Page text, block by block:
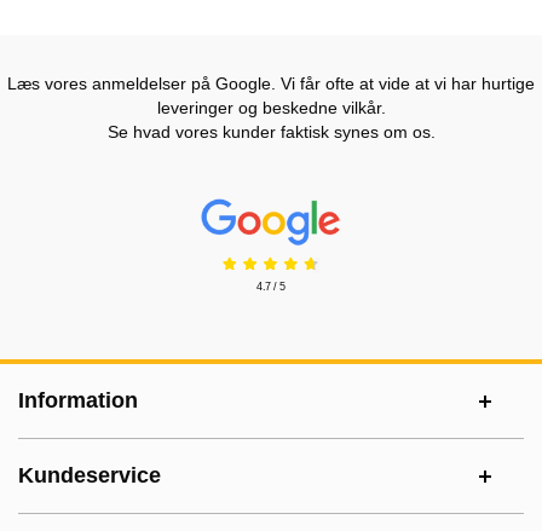
Læs vores anmeldelser på Google. Vi får ofte at vide at vi har hurtige
leveringer og beskedne vilkår.
Se hvad vores kunder faktisk synes om os.
Prisjakt Anmeldelser: 4.7 Stjerne
4.7 / 5
Information
Kundeservice